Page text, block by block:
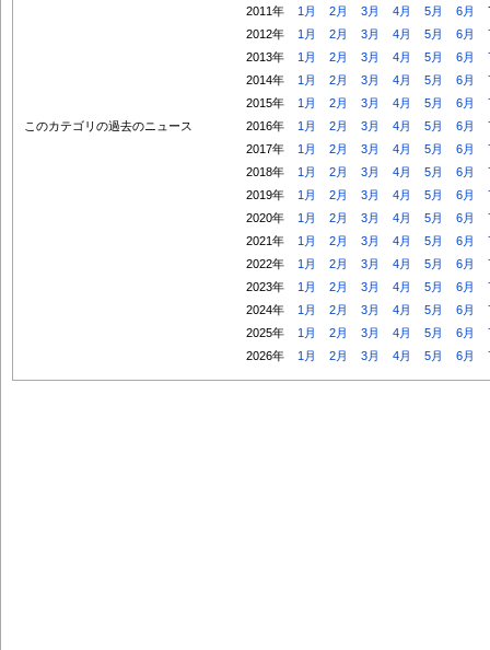
このカテゴリの過去のニュース
2011年 1月 2月 3月 4月 5月 6月
2012年
1月 2月 3月 4月 5月 6月
2013年
1月 2月 3月 4月 5月 6月
2014年
1月 2月 3月 4月 5月 6月
2015年
1月 2月 3月 4月 5月 6月
2016年
1月 2月 3月 4月 5月 6月
2017年
1月 2月 3月 4月 5月 6月
2018年
1月 2月 3月 4月 5月 6月
2019年
1月 2月 3月 4月 5月 6月
2020年
1月 2月 3月 4月 5月 6月
2021年
1月 2月 3月 4月 5月 6月
2022年
1月 2月 3月 4月 5月 6月
2023年
1月 2月 3月 4月 5月 6月
2024年
1月 2月 3月 4月 5月 6月
2025年
1月 2月 3月 4月 5月 6月
2026年
1月 2月 3月 4月 5月 6月